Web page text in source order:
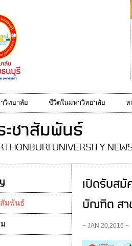
วิทยาลัย ชีวิตในมหาวิทยาลัย ห
ะชาสัมพันธ์
UNIVERSITY
เปิดรับส
บัณฑิต สา
− JAN 20,2016 −
มพันธ์